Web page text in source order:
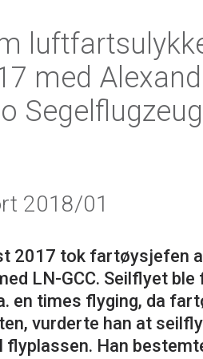
med
2018/01
2017 tok fartøysjefen
LN-GCC. Seilflyet
en times flyging, da
vurderte han at
flyplassen. Han